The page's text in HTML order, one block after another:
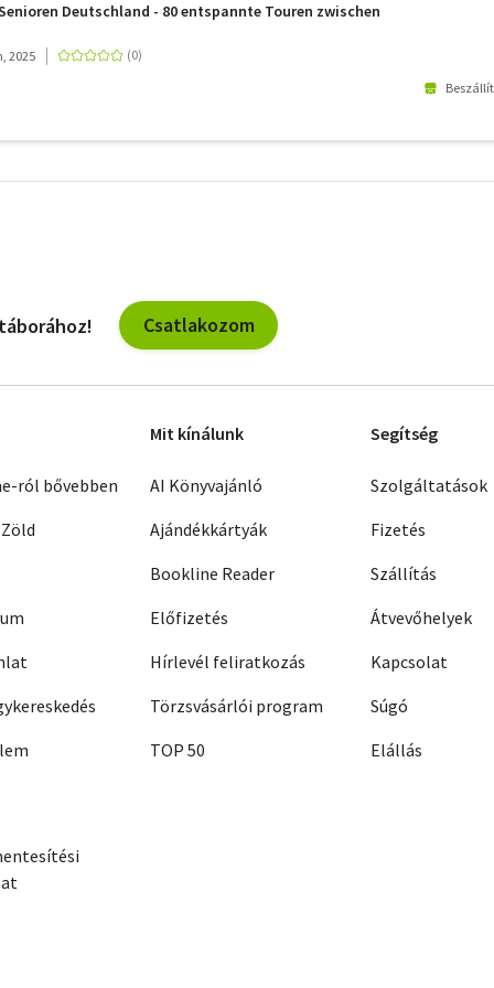
Albrecht - Eder, Gottfried - Bahnmüller, Wilfried Und Lisa
Deutschland - 80 entspannte Touren zwischen
2025
szűrők
Csatlakozom
ról bővebben
Mit kínálunk
AI Könyvajánló
Ajándékkártyák
Bookline Reader
Előfizetés
Hírlevél feliratkozás
Törzsvásárlói program
TOP 50
Segítség
Szolgáltatások
Fizetés
Szállítás
Átvevőhelyek
Kapcsolat
Súgó
Elállás